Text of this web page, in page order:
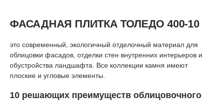
ФАСАДНАЯ ПЛИТКА ТОЛЕДО 400-10
это современный, экологичный отделочный материал для
облицовки фасадов, отделки стен внутренних интерьеров и
обустройства ландшафта. Все коллекции камня имеют
плоские и угловые элементы.
10 решающих преимуществ облицовочного